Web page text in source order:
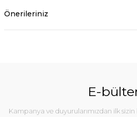
Önerileriniz
E-
Kampanya ve duyurularımızdan ilk